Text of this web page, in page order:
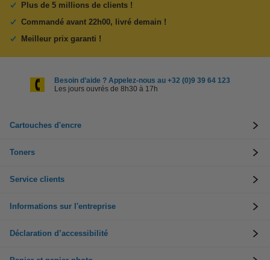
Plus de 5 millions de clients !
Commandé avant 22h00, livré demain !
Meilleur prix garanti !
Besoin d’aide ? Appelez-nous au +32 (0)9 39 64 123
Les jours ouvrés de 8h30 à 17h
Cartouches d'encre
Toners
Service clients
Informations sur l'entreprise
Déclaration d’accessibilité